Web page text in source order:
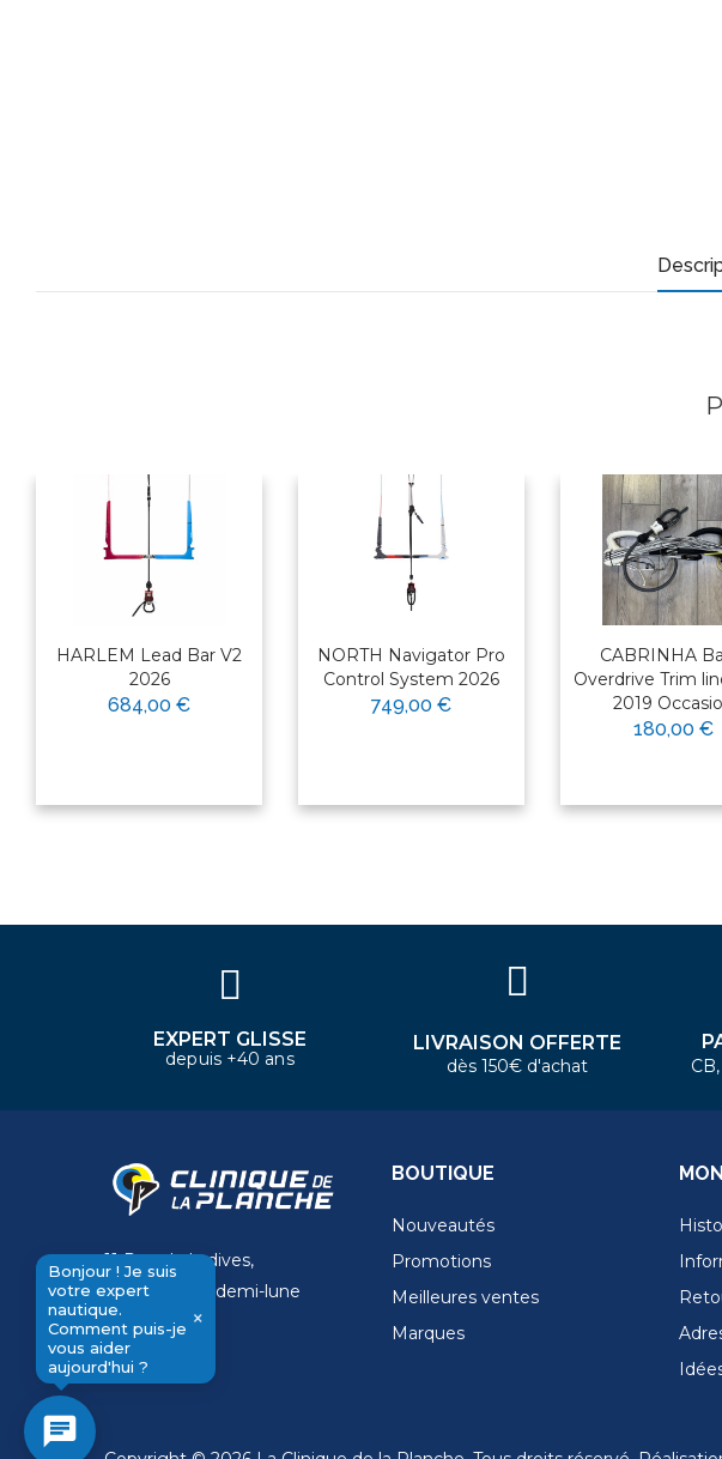
HARLEM Lead Bar V2
2026
684,00 €
NORTH Navigator Pro
Control System 2026
749,00 €
CABRINHA
Overdrive Trim
2019
180,00 €
×
send
Bonjour ! Je suis
votre expert
nautique.
Comment puis-je
vous aider
aujourd'hui ?
×
chat
EXPERT GLISSE
depuis +40 ans
LIVRAISON OFFERTE
dès 150€ d'achat
11 Rue de la dives,
4 Place de la demi-lune
14000 Caen
BOUTIQUE
Nouveautés
Promotions
Meilleures ventes
Marques